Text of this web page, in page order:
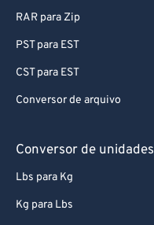
RAR para Zip
PST para EST
CST para EST
Conversor de arquivo
Conversor de unidades
Lbs para Kg
Kg para Lbs